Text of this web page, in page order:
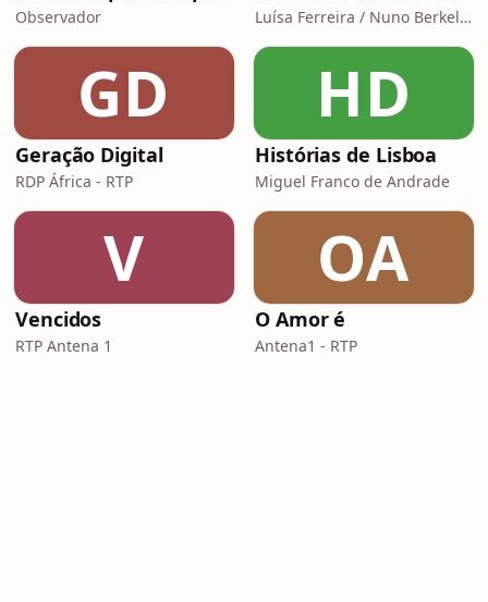
Observador Luísa Ferreira / Nuno Berkeley Cotter
GD
Geração Digital
RDP África - RTP
HD
Histórias de Lisboa
Miguel Franco de Andrade
V
Vencidos
RTP Antena 1
OA
O Amor é
Antena1 - RTP